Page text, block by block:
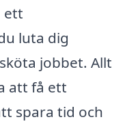
ett
luta dig
jobbet. Allt
att få ett
spara tid och